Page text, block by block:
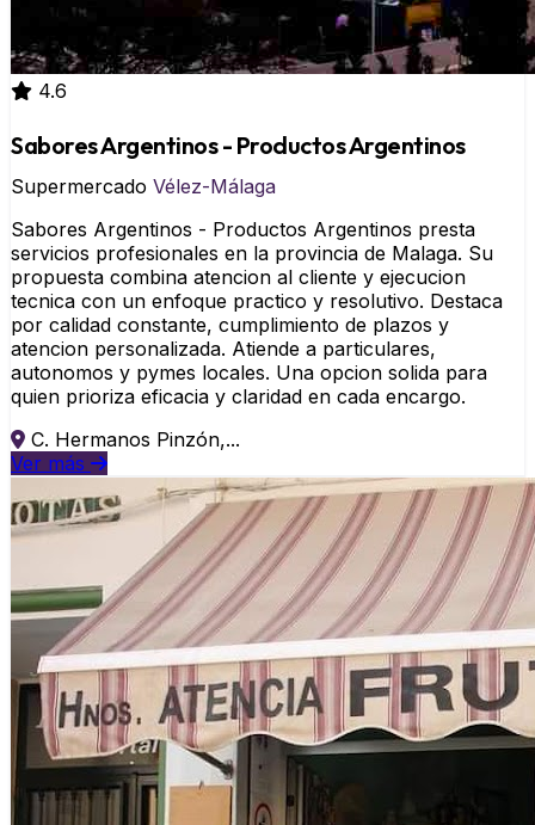
4.6
Sabores Argentinos - Productos Argentinos
Supermercado Vélez-Málaga
Sabores Argentinos - Productos Argentinos presta
servicios profesionales en la provincia de Malaga. Su
propuesta combina atencion al cliente y ejecucion
tecnica con un enfoque practico y resolutivo. Destaca
por calidad constante, cumplimiento de plazos y
atencion personalizada. Atiende a particulares,
autonomos y pymes locales. Una opcion solida para
quien prioriza eficacia y claridad en cada encargo.
C. Hermanos Pinzón,...
Ver más